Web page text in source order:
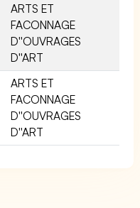
ARTS ET
FACONNAGE
D''OUVRAGES
D''ART
ARTS ET
FACONNAGE
D''OUVRAGES
D''ART